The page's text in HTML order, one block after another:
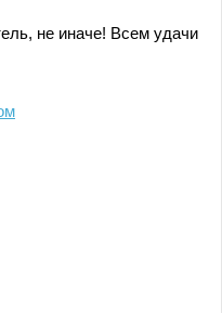
не иначе! Всем удачи